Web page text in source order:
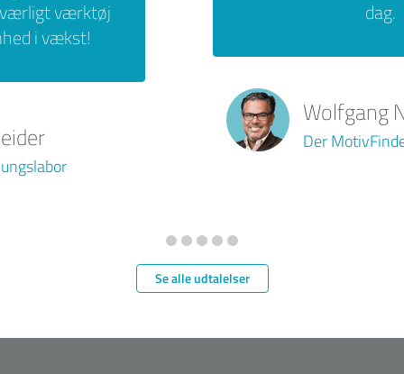
Wolfgang Nestler
Der MotivFinder
Se alle udtalelser